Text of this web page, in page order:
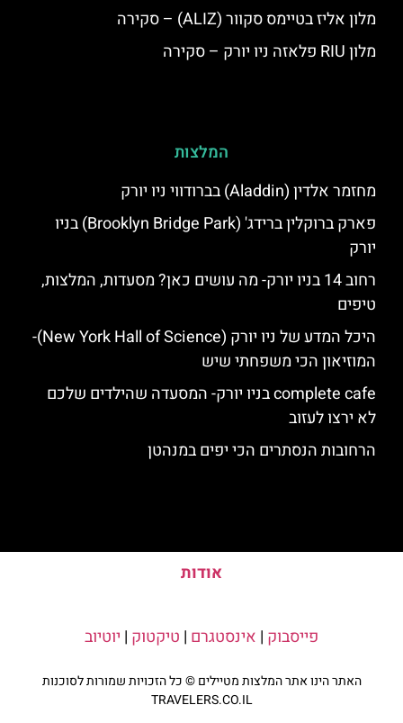
מלון אליז בטיימס סקוור (ALIZ) – סקירה
מלון RIU פלאזה ניו יורק – סקירה
המלצות
מחזמר אלדין (Aladdin) בברודווי ניו יורק
פארק ברוקלין ברידג' (Brooklyn Bridge Park) בניו
יורק
רחוב 14 בניו יורק- מה עושים כאן? מסעדות, המלצות,
טיפים
היכל המדע של ניו יורק (New York Hall of Science)-
המוזיאון הכי משפחתי שיש
complete cafe בניו יורק- המסעדה שהילדים שלכם
לא ירצו לעזוב
הרחובות הנסתרים הכי יפים במנהטן
אודות
פייסבוק | אינסטגרם | טיקטוק | יוטיוב
האתר הינו אתר המלצות מטיילים © כל הזכויות שמורות לסוכנות
TRAVELERS.CO.IL